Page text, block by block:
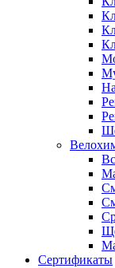
Сертификаты